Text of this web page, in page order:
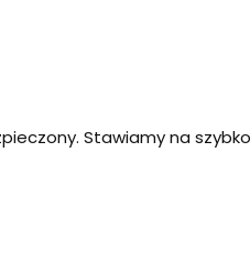
Stawiamy na